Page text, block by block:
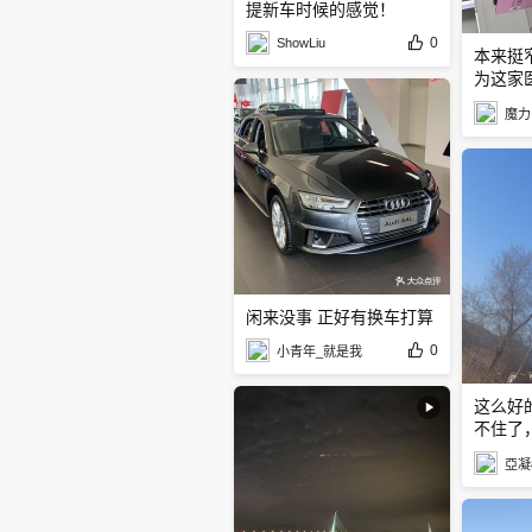
提新车时候的感觉！
ShowLiu 0
闲来没事 正好有换车打算
小青年_就是我 0
本来挺
为这家
闹闹
魔力
这么好
不住了
去玩
亞